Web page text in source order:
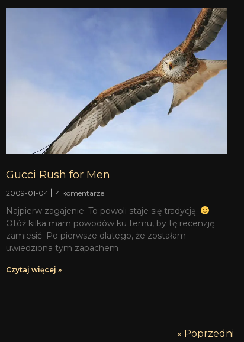
Gucci Rush for Men
2009-01-04 4 komentarze
Najpierw zagajenie. To powoli staje się tradycją.
Otóż kilka mam powodów ku temu, by tę recenzję
zamiesić. Po pierwsze dlatego, że zostałam
uwiedziona tym zapachem
Czytaj więcej »
« Poprzedni